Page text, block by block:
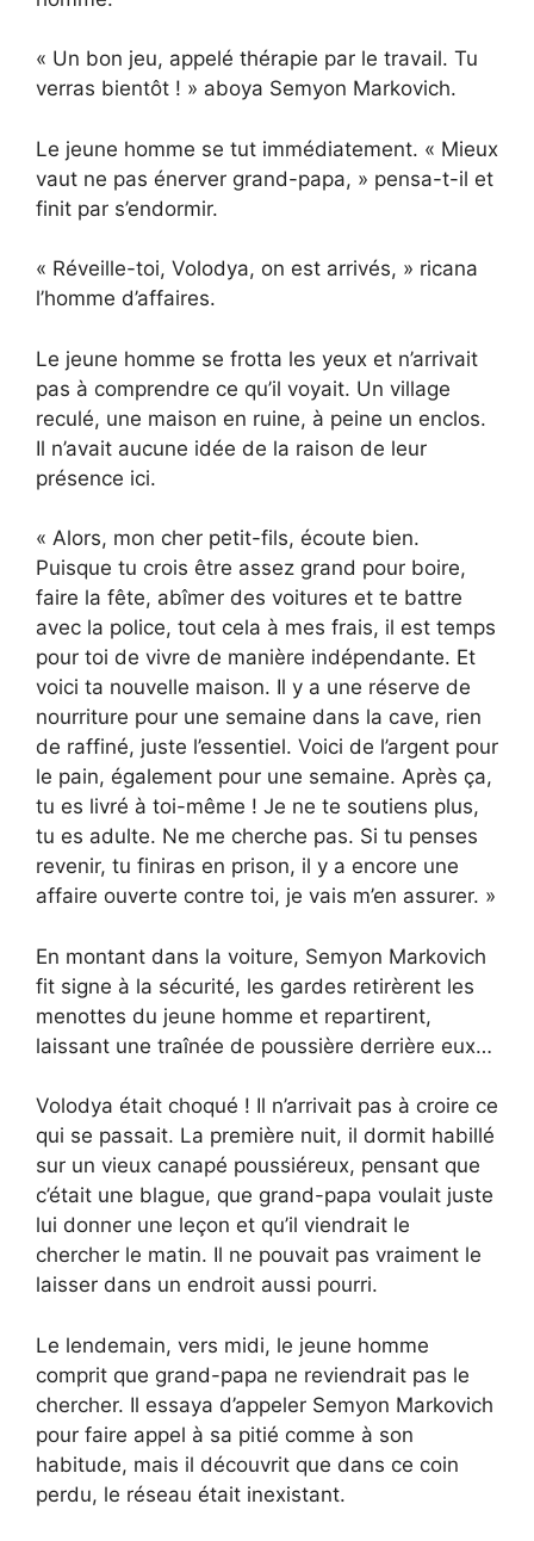
« Un bon jeu, appelé thérapie par le travail. Tu
verras bientôt ! » aboya Semyon Markovich.
Le jeune homme se tut immédiatement. « Mieux
vaut ne pas énerver grand-papa, » pensa-t-il et
finit par s’endormir.
« Réveille-toi, Volodya, on est arrivés, » ricana
l’homme d’affaires.
Le jeune homme se frotta les yeux et n’arrivait
pas à comprendre ce qu’il voyait. Un village
reculé, une maison en ruine, à peine un enclos.
Il n’avait aucune idée de la raison de leur
présence ici.
« Alors, mon cher petit-fils, écoute bien.
Puisque tu crois être assez grand pour boire,
faire la fête, abîmer des voitures et te battre
avec la police, tout cela à mes frais, il est temps
pour toi de vivre de manière indépendante. Et
voici ta nouvelle maison. Il y a une réserve de
nourriture pour une semaine dans la cave, rien
de raffiné, juste l’essentiel. Voici de l’argent pour
le pain, également pour une semaine. Après ça,
tu es livré à toi-même ! Je ne te soutiens plus,
tu es adulte. Ne me cherche pas. Si tu penses
revenir, tu finiras en prison, il y a encore une
affaire ouverte contre toi, je vais m’en assurer. »
En montant dans la voiture, Semyon Markovich
fit signe à la sécurité, les gardes retirèrent les
menottes du jeune homme et repartirent,
laissant une traînée de poussière derrière eux…
Volodya était choqué ! Il n’arrivait pas à croire ce
qui se passait. La première nuit, il dormit habillé
sur un vieux canapé poussiéreux, pensant que
c’était une blague, que grand-papa voulait juste
lui donner une leçon et qu’il viendrait le
chercher le matin. Il ne pouvait pas vraiment le
laisser dans un endroit aussi pourri.
Le lendemain, vers midi, le jeune homme
comprit que grand-papa ne reviendrait pas le
chercher. Il essaya d’appeler Semyon Markovich
pour faire appel à sa pitié comme à son
habitude, mais il découvrit que dans ce coin
perdu, le réseau était inexistant.